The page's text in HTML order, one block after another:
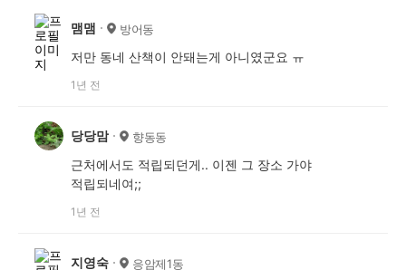
맴맴 방어동
저만 동네 산책이 안돼는게 아니였군요 ㅠ
1년 전
당당맘 향동동
근처에서도 적립되던게.. 이젠 그 장소 가야
적립되네여;;
1년 전
지영숙 응암제1동